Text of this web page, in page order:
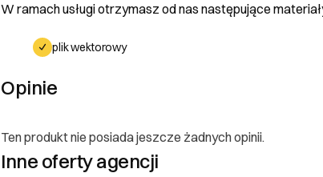
Prawa konsumenta
W ramach usługi otrzymasz od nas następujące
plik wektorowy
Opinie
Ten produkt nie posiada jeszcze żadnych opinii.
Inne oferty agencji